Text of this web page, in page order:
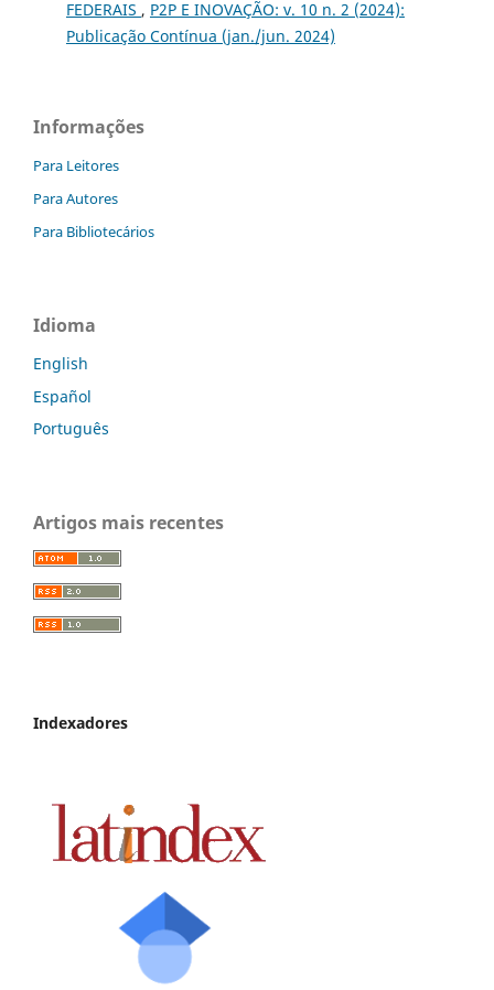
FEDERAIS , P2P E INOVAÇÃO: v. 10 n. 2 (2024):
Publicação Contínua (jan./jun. 2024)
Informações
Para Leitores
Para Autores
Para Bibliotecários
Idioma
English
Español
Português
Artigos mais recentes
Indexadores